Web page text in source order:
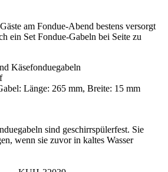
am Fondue-Abend bestens versorgt
ein Set Fondue-Gabeln bei Seite zu
Käsefonduegabeln
Länge: 265 mm, Breite: 15 mm
sind geschirrspülerfest. Sie
wenn sie zuvor in kaltes Wasser